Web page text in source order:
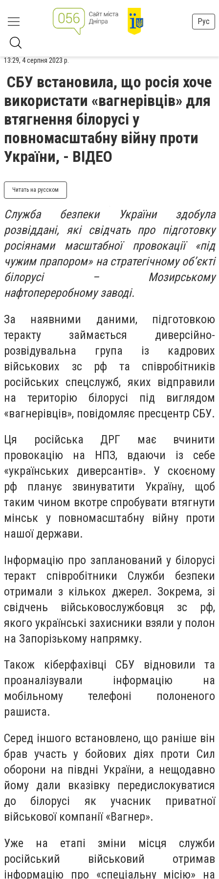
Рус
13:29, 4 серпня 2023 р.
СБУ встановила, що росія хоче
використати «вагнерівців» для
втягнення білорусі у
повномасштабну війну проти
України, - ВІДЕО
Читать на русском
Служба безпеки України здобула
розвіддані, які свідчать про підготовку
росіянами масштабної провокації «під
чужим прапором» на стратегічному об’єкті
білорусі – Мозирському
нафтопереробному заводі.
За наявними даними, підготовкою
теракту займається диверсійно-
розвідувальна група із кадрових
військових зс рф та співробітників
російських спецслужб, яких відправили
на територію білорусі під виглядом
«вагнерівців», повідомляє пресцентр СБУ.
Ця російська ДРГ має вчинити
провокацію на НПЗ, вдаючи із себе
«українських диверсантів». У скоєному
рф планує звинуватити Україну, щоб
таким чином вкотре спробувати втягнути
мінськ у повномасштабну війну проти
нашої держави.
Інформацію про запланований у білорусі
теракт співробітники Служби безпеки
отримали з кількох джерел. Зокрема, зі
свідчень військовослужбовця зс рф,
якого українські захисники взяли у полон
на Запорізькому напрямку.
Також кіберфахівці СБУ відновили та
проаналізували інформацію на
мобільному телефоні полоненого
рашиста.
Серед іншого встановлено, що раніше він
брав участь у бойових діях проти Сил
оборони на півдні України, а нещодавно
йому дали вказівку передислокуватися
до білорусі як учасник приватної
військової компанії «Вагнер».
Уже на етапі зміни місця служби
російський військовий отримав
інформацію про «спеціальну місію» на